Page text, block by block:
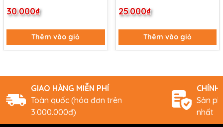
(178/204)
30.000₫
Thêm vào giỏ
25.000₫
Thêm vào giỏ
GIAO HÀNG MIỄN PHÍ
Toàn quốc (hóa đơn trên
3.000.000đ)
CHÍNH
Sản
nhất